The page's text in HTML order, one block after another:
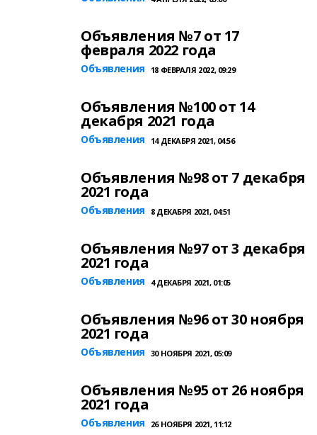
Объявления №7 от 17
февраля 2022 года
Объявления 18 ФЕВРАЛЯ 2022, 09:29
Объявления №100 от 14
декабря 2021 года
Объявления 14 ДЕКАБРЯ 2021, 04:56
Объявления №98 от 7 декабря
2021 года
Объявления 8 ДЕКАБРЯ 2021, 04:51
Объявления №97 от 3 декабря
2021 года
Объявления 4 ДЕКАБРЯ 2021, 01:05
Объявления №96 от 30 ноября
2021 года
Объявления 30 НОЯБРЯ 2021, 05:09
Объявления №95 от 26 ноября
2021 года
Объявления 26 НОЯБРЯ 2021, 11:12